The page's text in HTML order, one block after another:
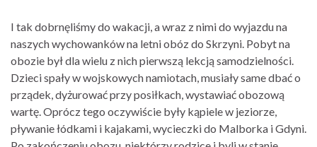
I tak dobrnęliśmy do wakacji, a wraz z nimi do wyjazdu na
naszych wychowanków na letni obóz do Skrzyni. Pobyt na
obozie był dla wielu z nich pierwszą lekcją samodzielności.
Dzieci spały w wojskowych namiotach, musiały same dbać o
prządek, dyżurować przy posiłkach, wystawiać obozową
wartę. Oprócz tego oczywiście były kąpiele w jeziorze,
pływanie łódkami i kajakami, wycieczki do Malborka i Gdyni.